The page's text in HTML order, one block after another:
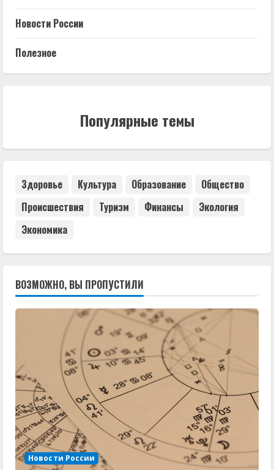
Новости России
Полезное
Популярные темы
Здоровье Культура Образование
Общество
Происшествия
Туризм Финансы
Экология
Экономика
ВОЗМОЖНО, ВЫ ПРОПУСТИЛИ
Новости России